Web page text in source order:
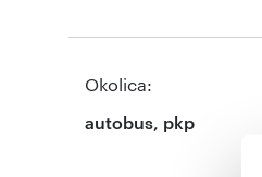
Okolica:
autobus, pkp